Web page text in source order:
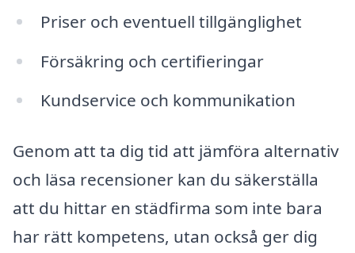
Priser och eventuell tillgänglighet
Försäkring och certifieringar
Kundservice och kommunikation
Genom att ta dig tid att jämföra alternativ
och läsa recensioner kan du säkerställa
att du hittar en städfirma som inte bara
har rätt kompetens, utan också ger dig